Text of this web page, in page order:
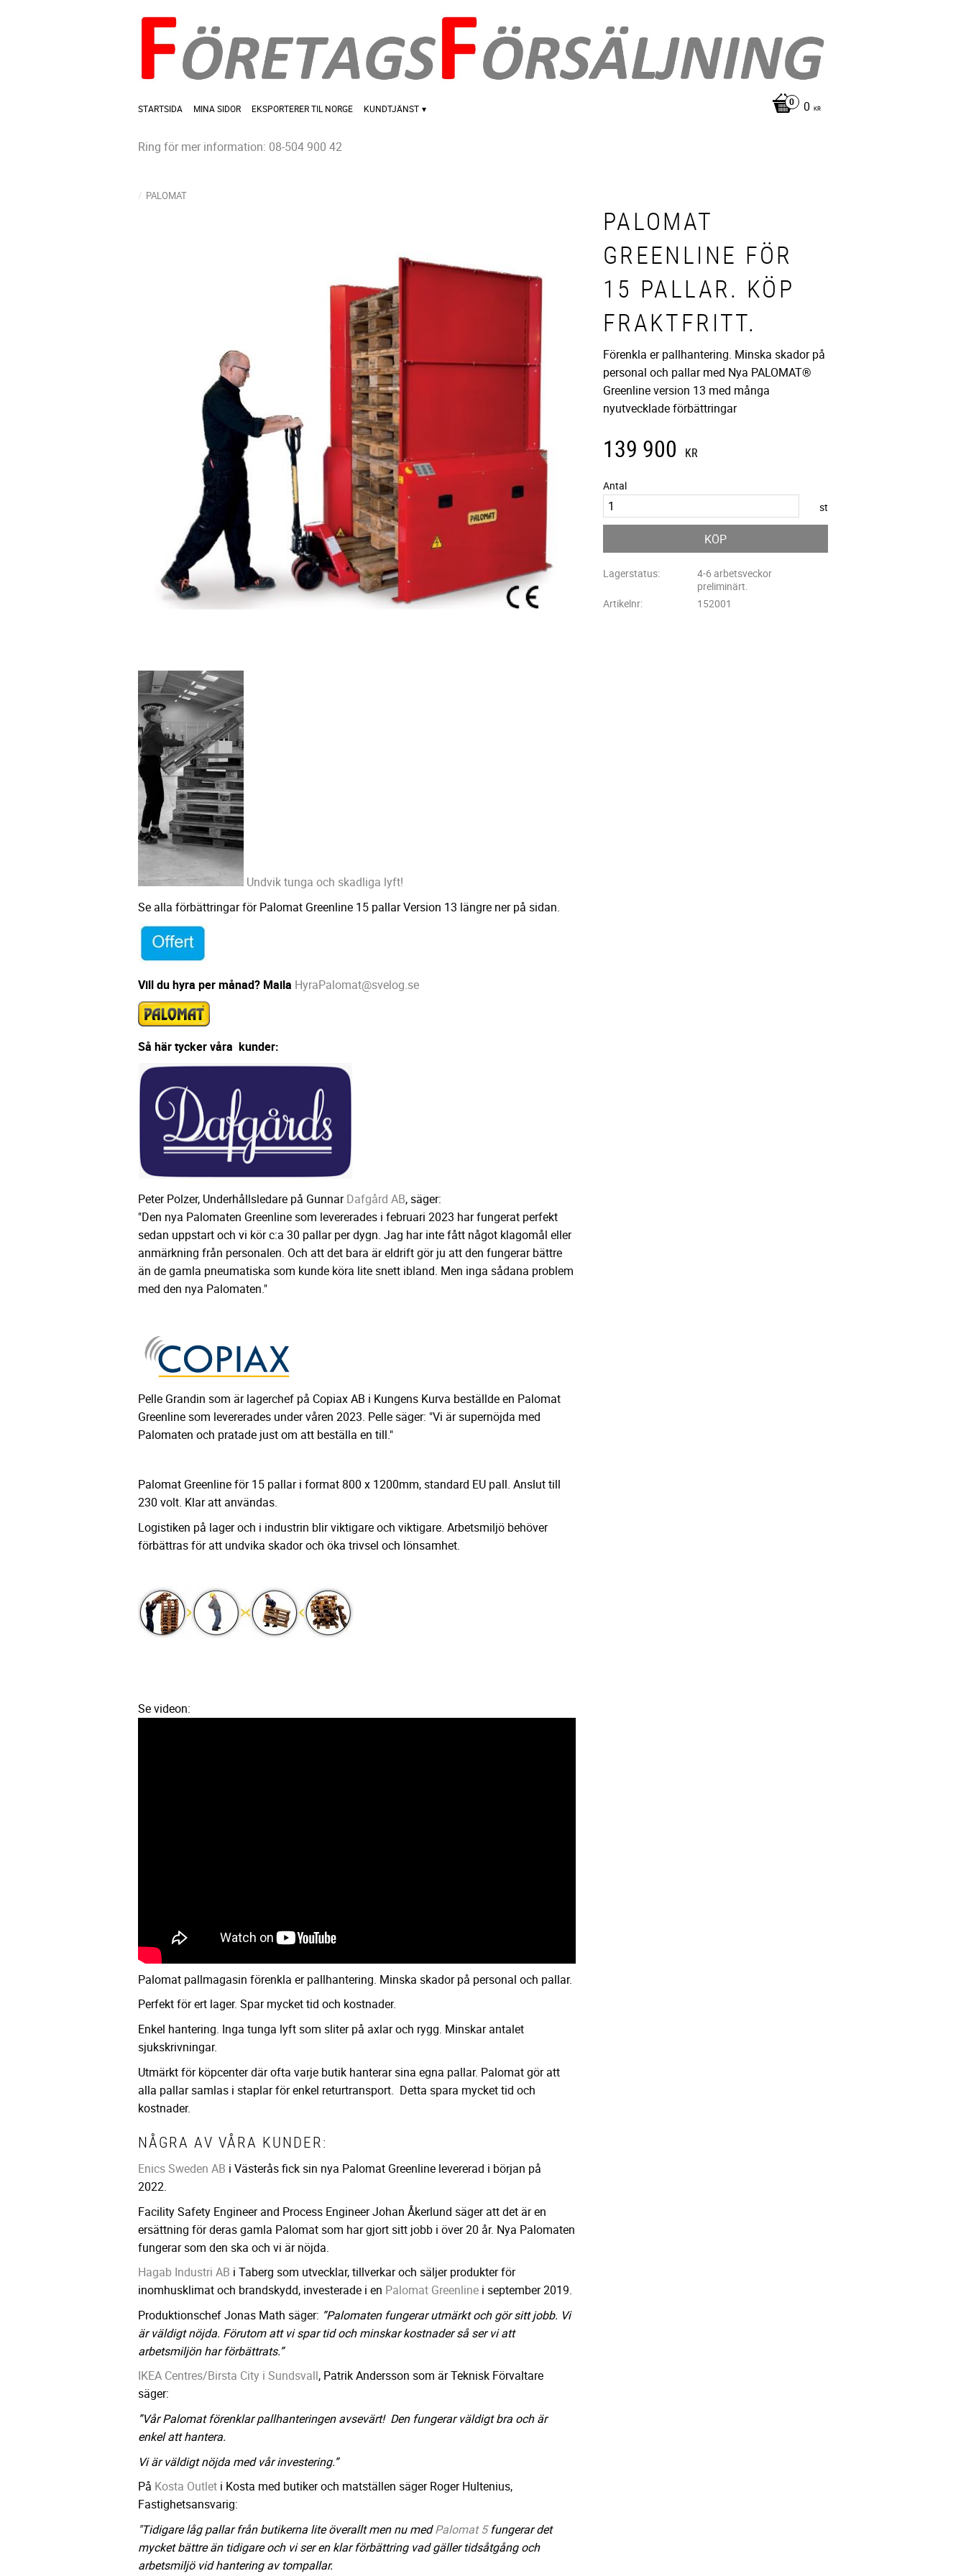
STARTSIDA MINA SIDOR EKSPORTERER TIL NORGE KUNDTJÄNST 0 KR
Ring för mer information: 08-504 900 42
PALOMAT
PALOMAT
GREENLINE FÖR
15 PALLAR. KÖP
FRAKTFRITT.
Förenkla er pallhantering. Minska skador på
personal och pallar med Nya PALOMAT®
Greenline version 13 med många
nyutvecklade förbättringar
139 900 KR
Antal
st
KÖP
Lagerstatus
4-6 arbetsveckor
preliminärt.
Artikelnr
152001
Undvik tunga och skadliga lyft!
Se alla förbättringar för Palomat Greenline 15 pallar Version 13 längre ner på sidan.
Vill du hyra per månad? Maila HyraPalomat@svelog.se
Så här tycker våra kunder:
Peter Polzer, Underhållsledare på GunnarDafgård AB, säger:
"Den nya Palomaten Greenline som levererades i februari 2023 har fungerat perfekt
sedan uppstart och vi kör c:a 30 pallar per dygn. Jag har inte fått något klagomål eller
anmärkning från personalen. Och att det bara är eldrift gör ju att den fungerar bättre
än de gamla pneumatiska som kunde köra lite snett ibland. Men inga sådana problem
med den nya Palomaten."
Pelle Grandin som är lagerchef på Copiax AB i Kungens Kurva beställde en Palomat
Greenline som levererades under våren 2023. Pelle säger: "Vi är supernöjda med
Palomaten och pratade just om att beställa en till."
Palomat Greenline för 15 pallar i format 800 x 1200mm, standard EU pall. Anslut till
230 volt. Klar att användas.
Logistiken på lager och i industrin blir viktigare och viktigare. Arbetsmiljö behöver
förbättras för att undvika skador och öka trivsel och lönsamhet.
Se videon:
Palomat pallmagasin förenkla er pallhantering. Minska skador på personal och pallar.
Perfekt för ert lager. Spar mycket tid och kostnader.
Enkel hantering. Inga tunga lyft som sliter på axlar och rygg. Minskar antalet
sjukskrivningar.
Utmärkt för köpcenter där ofta varje butik hanterar sina egna pallar. Palomat gör att
alla pallar samlas i staplar för enkel returtransport. Detta spara mycket tid och
kostnader.
NÅGRA AV VÅRA KUNDER:
Enics Sweden AB i Västerås fick sin nya Palomat Greenline levererad i början på
2022.
Facility Safety Engineer and Process Engineer Johan Åkerlund säger att det är en
ersättning för deras gamla Palomat som har gjort sitt jobb i över 20 år. Nya Palomaten
fungerar som den ska och vi är nöjda.
Hagab Industri AB i Taberg som utvecklar, tillverkar och säljer produkter för
inomhusklimat och brandskydd, investerade i en Palomat Greenline i september 2019.
Produktionschef Jonas Math säger: ”Palomaten fungerar utmärkt och gör sitt jobb. Vi
är väldigt nöjda. Förutom att vi spar tid och minskar kostnader så ser vi att
arbetsmiljön har förbättrats.”
IKEA Centres/Birsta City i Sundsvall, Patrik Andersson som är Teknisk Förvaltare
säger:
”Vår Palomat förenklar pallhanteringen avsevärt! Den fungerar väldigt bra och är
enkel att hantera.
Vi är väldigt nöjda med vår investering.”
På Kosta Outlet i Kosta med butiker och matställen säger Roger Hultenius,
Fastighetsansvarig:
"Tidigare låg pallar från butikerna lite överallt men nu medPalomat 5fungerar det
mycket bättre än tidigare och vi ser en klar förbättring vad gäller tidsåtgång och
arbetsmiljö vid hantering av tompallar.